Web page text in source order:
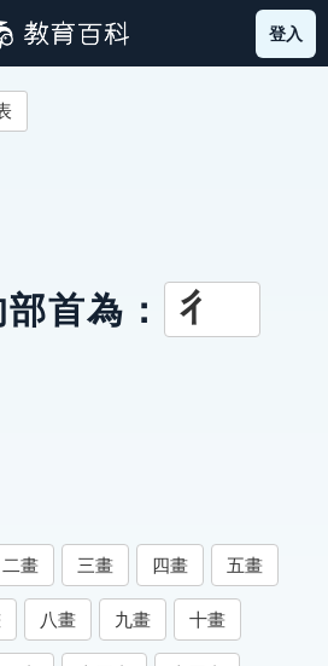
登入
首為： 彳
二畫 三畫 四畫 五畫
八畫 九畫 十畫